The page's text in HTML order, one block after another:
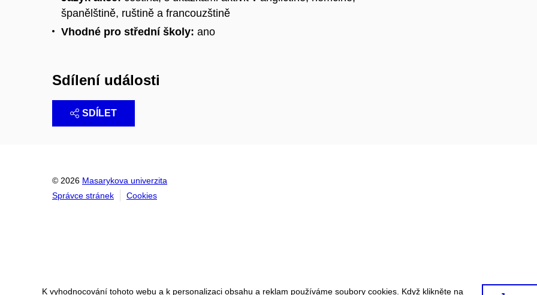
španělštině, ruštině a francouzštině
Vhodné pro střední školy: ano
Sdílení události
SDÍLET
© 2026 Masarykova univerzita
Správce stránek
Cookies
K vyhodnocování tohoto webu a k personalizaci obsahu a reklam používáme soubory cookies. Když klikněte na